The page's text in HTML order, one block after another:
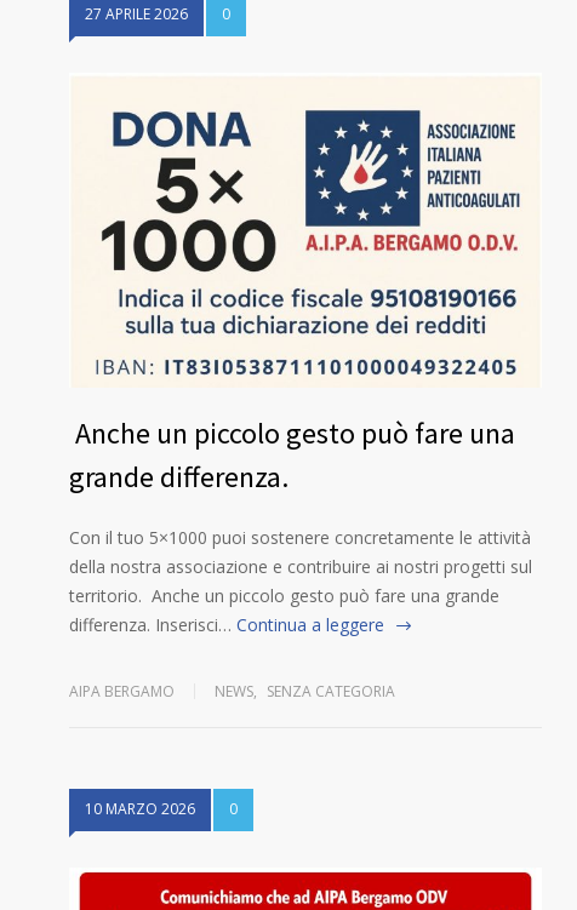
27 APRILE 2026 0
Anche un piccolo gesto può fare una
grande differenza.
Con il tuo 5×1000 puoi sostenere concretamente le attività
della nostra associazione e contribuire ai nostri progetti sul
territorio. Anche un piccolo gesto può fare una grande
differenza. Inserisci… Continua a leggere
AIPA BERGAMO NEWS, SENZA CATEGORIA
10 MARZO 2026 0